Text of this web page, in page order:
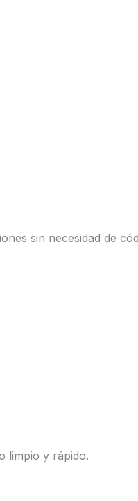
sin necesidad de
limpio y rápido.